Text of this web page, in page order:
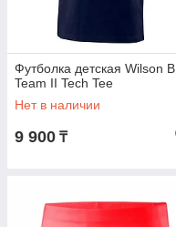
Футболка детская Wilson B
Team II Tech Tee
Нет в наличии
9 900 ₸